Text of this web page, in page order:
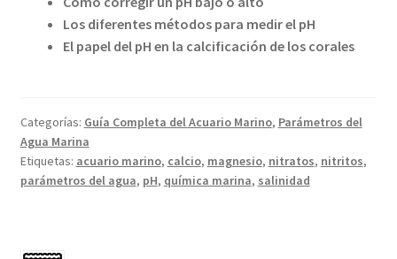
Los diferentes métodos para medir el pH
El papel del pH en la calcificación de los corales
Categorías: Guía Completa del Acuario Marino, Parámetros del
Agua Marina
Etiquetas: acuario marino, calcio, magnesio, nitratos, nitritos,
parámetros del agua, pH, química marina, salinidad